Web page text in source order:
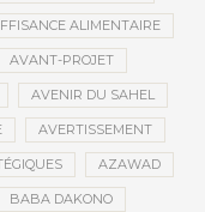
ALIMENTAIRE
AVANT-PROJET
AVENIR DU SAHEL
AVERTISSEMENT
AZAWAD
BABA DAKONO